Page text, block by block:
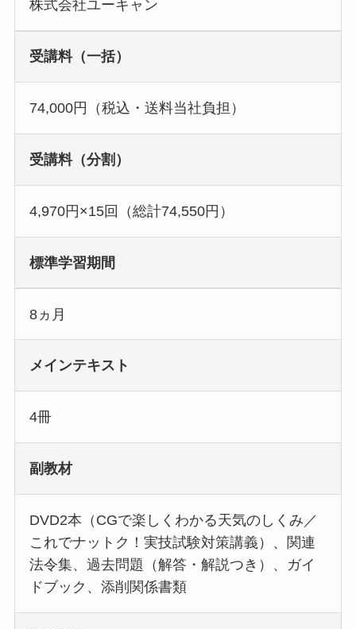
株式会社ユーキャン
受講料（一括）
74,000円（税込・送料当社負担）
受講料（分割）
4,970円×15回（総計74,550円）
標準学習期間
8ヵ月
メインテキスト
4冊
副教材
DVD2本（CGで楽しくわかる天気のしくみ／
これでナットク！実技試験対策講義）、関連
法令集、過去問題（解答・解説つき）、ガイ
ドブック、添削関係書類